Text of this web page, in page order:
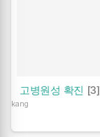
고병원성 확진 [3]
kang